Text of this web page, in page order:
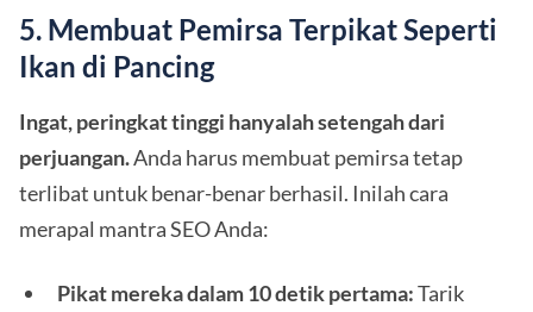
5. Membuat Pemirsa Terpikat Seperti
Ikan di Pancing
Ingat, peringkat tinggi hanyalah setengah dari
perjuangan.Anda harus membuat pemirsa tetap
terlibat untuk benar-benar berhasil. Inilah cara
merapal mantra SEO Anda:
Pikat mereka dalam 10 detik pertama:Tarik